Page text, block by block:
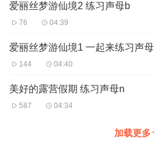
爱丽丝梦游仙境2 练习声母b
76 04:39
爱丽丝梦游仙境1 一起来练习声
144 04:40
美好的露营假期 练习声母n
587 04:34
加载更多